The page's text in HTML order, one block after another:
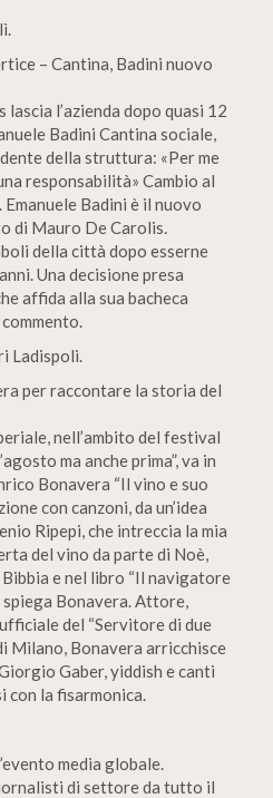
– Cantina, Badini nuovo
l’azienda dopo quasi 12
Badini Cantina sociale,
della struttura: «Per me
responsabilità» Cambio al
Badini è il nuovo
di Mauro De Carolis.
della città dopo esserne
Una decisione presa
affida alla sua bacheca
Ladispoli.
per raccontare la storia del
nell’ambito del festival
ma anche prima”, va in
Bonavera “Il vino e suo
con canzoni, da un’idea
Ripepi, che intreccia la mia
del vino da parte di Noè,
e nel libro “Il navigatore
Bonavera. Attore,
del “Servitore di due
Milano, Bonavera arricchisce
Gaber, yiddish e canti
con la fisarmonica.
media globale.
di settore da tutto il